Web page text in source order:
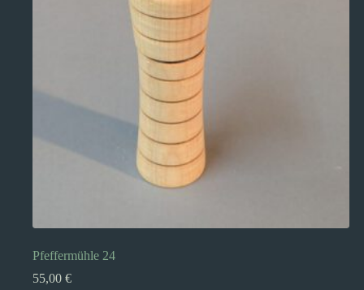
Pfeffermühle 24
55,00 €